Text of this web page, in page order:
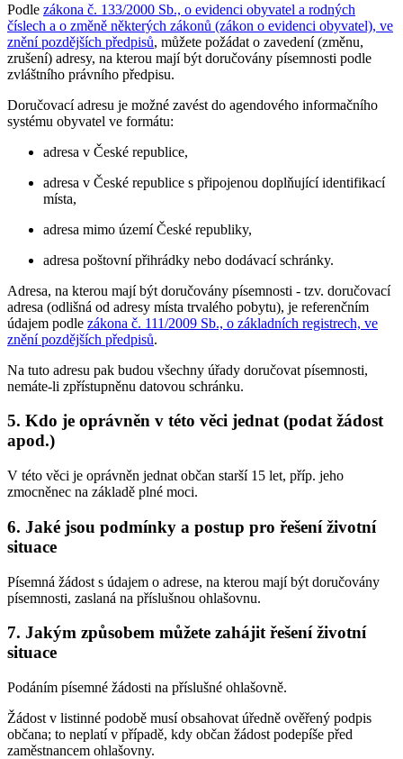
Podle zákona č. 133/2000 Sb., o evidenci obyvatel a rodných
číslech a o změně některých zákonů (zákon o evidenci obyvatel), ve
znění pozdějších předpisů, můžete požádat o zavedení (změnu,
zrušení) adresy, na kterou mají být doručovány písemnosti podle
zvláštního právního předpisu.
Doručovací adresu je možné zavést do agendového informačního
systému obyvatel ve formátu:
adresa v České republice,
adresa v České republice s připojenou doplňující identifikací
místa,
adresa mimo území České republiky,
adresa poštovní přihrádky nebo dodávací schránky.
Adresa, na kterou mají být doručovány písemnosti - tzv. doručovací
adresa (odlišná od adresy místa trvalého pobytu), je referenčním
údajem podle zákona č. 111/2009 Sb., o základních registrech, ve
znění pozdějších předpisů.
Na tuto adresu pak budou všechny úřady doručovat písemnosti,
nemáte-li zpřístupněnu datovou schránku.
5. Kdo je oprávněn v této věci jednat (podat žádost
apod.)
V této věci je oprávněn jednat občan starší 15 let, příp. jeho
zmocněnec na základě plné moci.
6. Jaké jsou podmínky a postup pro řešení životní
situace
Písemná žádost s údajem o adrese, na kterou mají být doručovány
písemnosti, zaslaná na příslušnou ohlašovnu.
7. Jakým způsobem můžete zahájit řešení životní
situace
Podáním písemné žádosti na příslušné ohlašovně.
Žádost v listinné podobě musí obsahovat úředně ověřený podpis
občana; to neplatí v případě, kdy občan žádost podepíše před
zaměstnancem ohlašovny.